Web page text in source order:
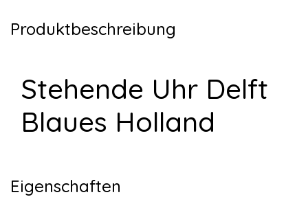
Produktbeschreibung
Stehende Uhr Delft
Blaues Holland
Eigenschaften